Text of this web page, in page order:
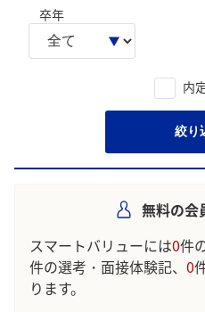
卒年
内
絞り
無料の会
スマートバリューには0件
件の選考・面接体験記、 0
ります。